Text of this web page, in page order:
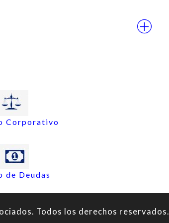
Corporativo
de Deudas
Todos los derechos reservados.